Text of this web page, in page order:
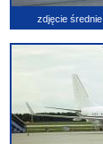
zdjęcie średnie